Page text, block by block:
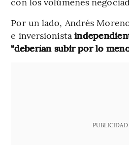
Por un lado, Andrés
e inversionista
“deberían subir por lo
PUBLICIDAD